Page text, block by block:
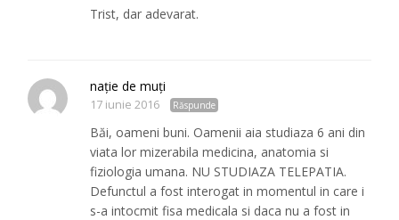
Trist, dar adevarat.
nație de muți
17 iunie 2016 Răspunde
Băi, oameni buni. Oamenii aia studiaza 6 ani din
viata lor mizerabila medicina, anatomia si
fiziologia umana. NU STUDIAZA TELEPATIA.
Defunctul a fost interogat in momentul in care i
s-a intocmit fisa medicala si daca nu a fost in